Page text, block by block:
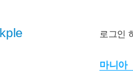
로그인
마니아